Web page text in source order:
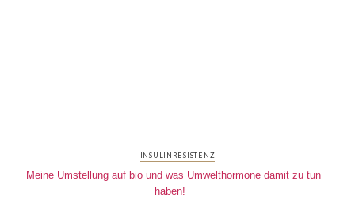
INSULINRESISTENZ
Meine Umstellung auf bio und was Umwelthormone damit zu tun
haben!